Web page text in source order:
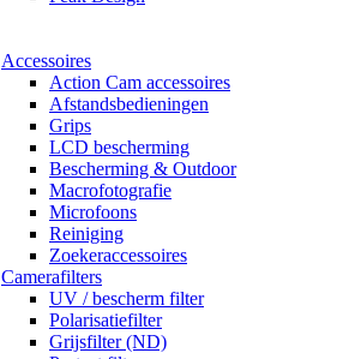
Accessoires
Action Cam accessoires
Afstandsbedieningen
Grips
LCD bescherming
Bescherming & Outdoor
Macrofotografie
Microfoons
Reiniging
Zoekeraccessoires
Camerafilters
UV / bescherm filter
Polarisatiefilter
Grijsfilter (ND)